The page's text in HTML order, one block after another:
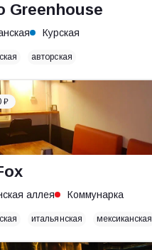
Greenhouse
Курская
авторская
₽
аллея Коммунарка
итальянская мексиканская